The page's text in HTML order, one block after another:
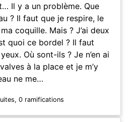
Il y a un problème. Que
? Il faut que je respire, le
coquille. Mais ? J’ai deux
quoi ce bordel ? Il faut
Où sont-ils ? Je n’en ai
à la place et je m’y
ne me…
0 ramifications